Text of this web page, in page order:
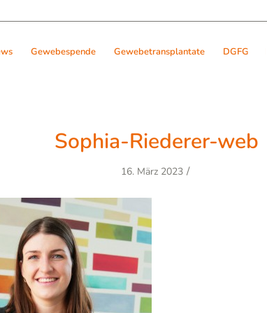
Gewebespende Gewebetransplantate DGFG
Sophia-Riederer-web
16. März 2023 /